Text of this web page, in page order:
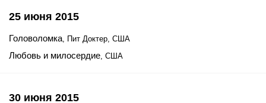
25 июня 2015
Головоломка, Пит Доктер, США
Любовь и милосердие, США
30 июня 2015